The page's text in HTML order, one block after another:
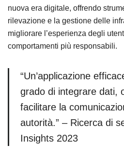
nuova era digitale, offrendo
rilevazione e la gestione delle
migliorare l’esperienza degli
comportamenti più responsabili.
“Un’applicazione
grado di integrare dati,
facilitare la
autorità.” – Ricerca di
Insights 2023